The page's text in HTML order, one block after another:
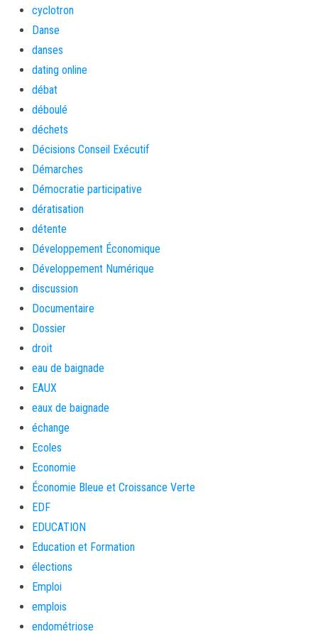
cyclotron
Danse
danses
dating online
débat
déboulé
déchets
Décisions Conseil Exécutif
Démarches
Démocratie participative
dératisation
détente
Développement Économique
Développement Numérique
discussion
Documentaire
Dossier
droit
eau de baignade
EAUX
eaux de baignade
échange
Ecoles
Economie
Économie Bleue et Croissance Verte
EDF
EDUCATION
Education et Formation
élections
Emploi
emplois
endométriose